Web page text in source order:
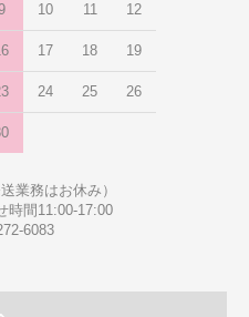
10 11 12
17 18 19
24 25 26
業務はお休み）
間11:00-17:00
6083